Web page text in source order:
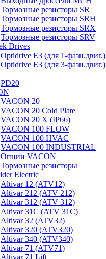
Тормозные резисторы SR
Тормозные резисторы SRH
Тормозные резисторы SRX
Тормозные резисторы SRV
Drives
Optidrive E3 (для 1-фазн.двиг.)
Optidrive E3 (для 3-фазн.двиг.)
PD20
VACON 20
VACON 20 Cold Plate
VACON 20 X (IP66)
VACON 100 FLOW
VACON 100 HVAC
VACON 100 INDUSTRIAL
Опции VACON
Тормозные резисторы
Electric
Altivar 12 (ATV12)
Altivar 212 (ATV 212)
Altivar 312 (ATV 312)
Altivar 31C (ATV 31C)
Altivar 32 (ATV32)
Altivar 320 (ATV320)
Altivar 340 (ATV340)
Altivar 71 (ATV71)
Altivar 71 Lift